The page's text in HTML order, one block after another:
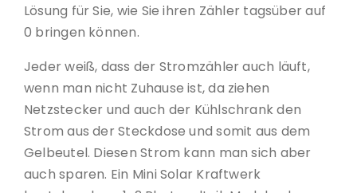
Lösung für Sie, wie Sie ihren Zähler tagsüber auf
0 bringen können.
Jeder weiß, dass der Stromzähler auch läuft,
wenn man nicht Zuhause ist, da ziehen
Netzstecker und auch der Kühlschrank den
Strom aus der Steckdose und somit aus dem
Gelbeutel. Diesen Strom kann man sich aber
auch sparen. Ein Mini Solar Kraftwerk